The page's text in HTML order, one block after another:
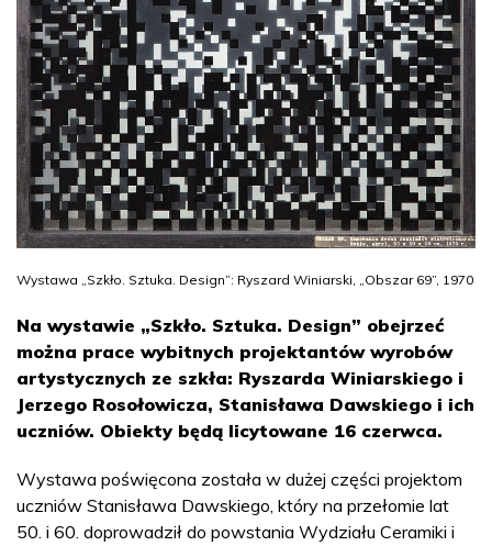
Wystawa „Szkło. Sztuka. Design”: Ryszard Winiarski, „Obszar 69”, 1970
Na wystawie „Szkło. Sztuka. Design” obejrzeć
można prace wybitnych projektantów wyrobów
artystycznych ze szkła: Ryszarda Winiarskiego i
Jerzego Rosołowicza, Stanisława Dawskiego i ich
uczniów. Obiekty będą licytowane 16 czerwca.
Wystawa poświęcona została w dużej części projektom
uczniów Stanisława Dawskiego, który na przełomie lat
50. i 60. doprowadził do powstania Wydziału Ceramiki i